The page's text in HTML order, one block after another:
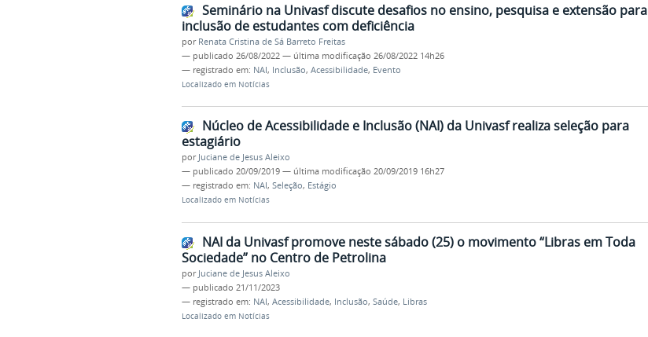
Seminário na Univasf discute desafios no ensino, pesquisa e extensão para
inclusão de estudantes com deficiência
por Renata Cristina de Sá Barreto Freitas
— publicado 26/08/2022 — última modificação 26/08/2022 14h26
— registrado em: NAI, Inclusão, Acessibilidade, Evento
Localizado em Notícias
Núcleo de Acessibilidade e Inclusão (NAI) da Univasf realiza seleção para
estagiário
por Juciane de Jesus Aleixo
— publicado 20/09/2019 — última modificação 20/09/2019 16h27
— registrado em: NAI, Seleção, Estágio
Localizado em Notícias
NAI da Univasf promove neste sábado (25) o movimento “Libras em Toda
Sociedade” no Centro de Petrolina
por Juciane de Jesus Aleixo
— publicado 21/11/2023
— registrado em: NAI, Acessibilidade, Inclusão, Saúde, Libras
Localizado em Notícias